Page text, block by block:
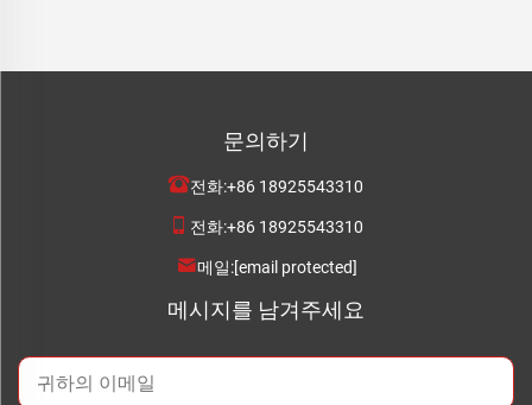
문의하기
전화:+86 18925543310
전화:+86 18925543310
메일:[email protected]
메시지를 남겨주세요